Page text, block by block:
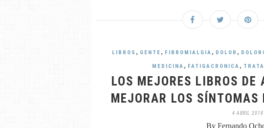
LIBROS , GENTE , FIBROMIALGIA , DOLOR ,
MEDICINA , FATIGACRONICA ,
LOS MEJORES LIBROS
MEJORAR LOS
4 ABRIL 2018
By Fernando